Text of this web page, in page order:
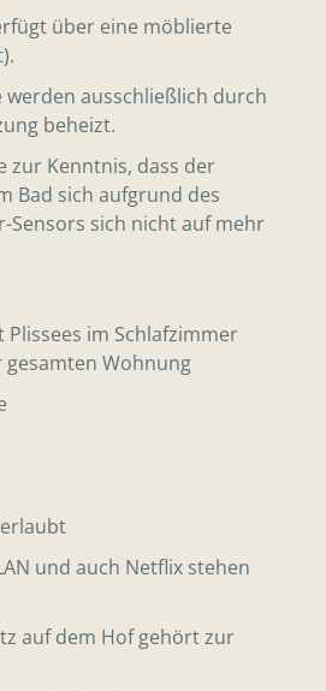
über eine möblierte
werden ausschließlich durch
beheizt.
zur Kenntnis, dass der
Bad sich aufgrund des
Sensors sich nicht auf mehr
Plissees im Schlafzimmer
gesamten Wohnung
und auch Netflix stehen
auf dem Hof gehört zur